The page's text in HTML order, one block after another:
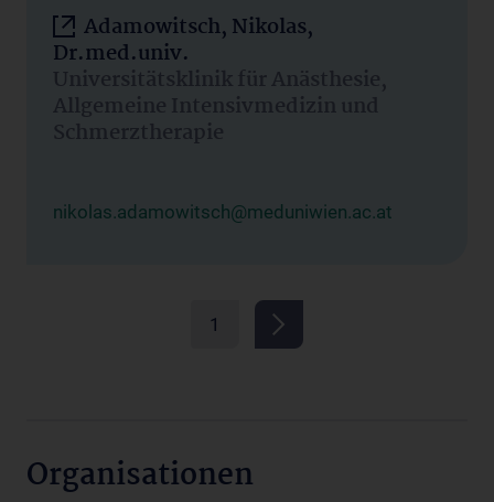
Adamowitsch, Nikolas,
Dr.med.univ.
Universitätsklinik für Anästhesie,
Allgemeine Intensivmedizin und
Schmerztherapie
nikolas.adamowitsch@meduniwien.ac.at
1
Organisationen